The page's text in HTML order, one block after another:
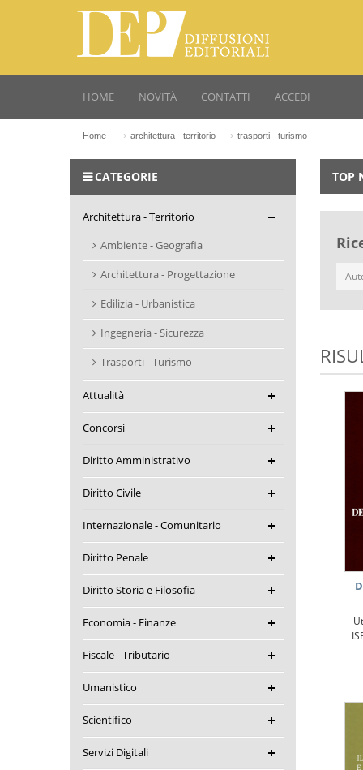
HOME NOVITÀ CONTATTI ACCEDI
Home —› architettura - territorio —› trasporti - turismo
TOP
CATEGORIE
Architettura - Territorio
Ambiente - Geografia
Architettura - Progettazione
Edilizia - Urbanistica
Ingegneria - Sicurezza
Trasporti - Turismo
Attualità
Concorsi
Diritto Amministrativo
Diritto Civile
Internazionale - Comunitario
Diritto Penale
Diritto Storia e Filosofia
Economia - Finanze
Fiscale - Tributario
Umanistico
Scientifico
Servizi Digitali